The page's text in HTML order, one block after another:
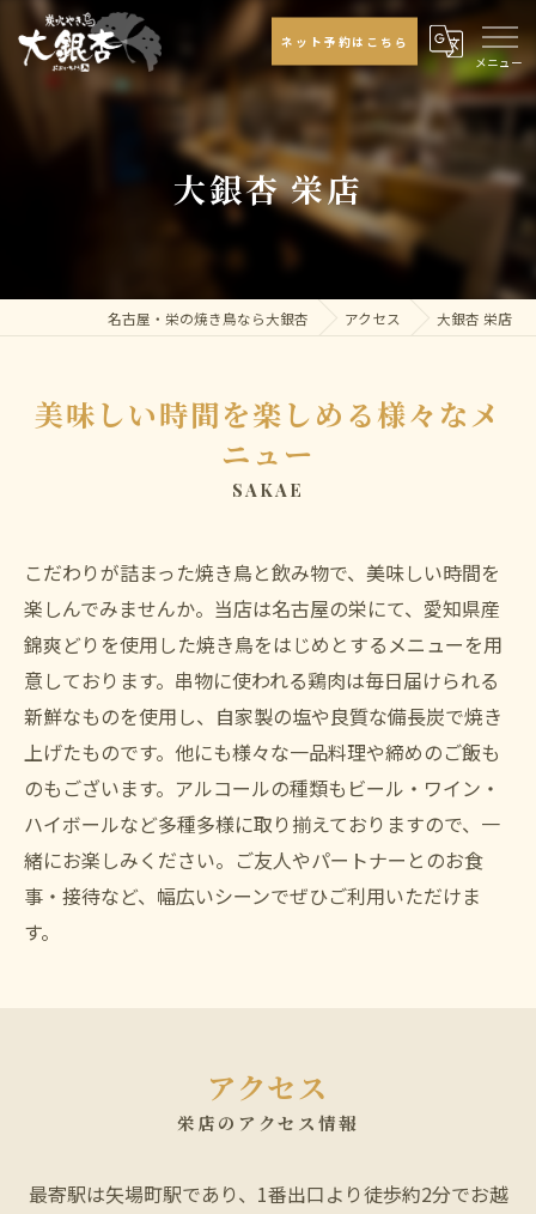
ネット予約はこちら
大銀杏 栄店
名古屋・栄の焼き鳥なら大銀杏 アクセス 大銀杏 栄店
美味しい時間を楽しめる様々なメ
ニュー
SAKAE
こだわりが詰まった焼き鳥と飲み物で、美味しい時間を
楽しんでみませんか。当店は名古屋の栄にて、愛知県産
錦爽どりを使用した焼き鳥をはじめとするメニューを用
意しております。串物に使われる鶏肉は毎日届けられる
新鮮なものを使用し、自家製の塩や良質な備長炭で焼き
上げたものです。他にも様々な一品料理や締めのご飯も
のもございます。アルコールの種類もビール・ワイン・
ハイボールなど多種多様に取り揃えておりますので、一
緒にお楽しみください。ご友人やパートナーとのお食
事・接待など、幅広いシーンでぜひご利用いただけま
す。
栄店のアクセス情報
アクセス
最寄駅は矢場町駅であり、1番出口より徒歩約2分でお越